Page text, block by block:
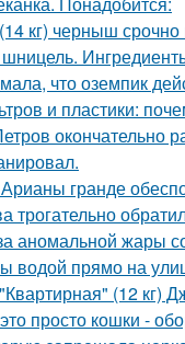
кг) черныш
что оземпик
и пластики:
окончательно
гранде
трогательно
аномальной жары
водой прямо на
(12 кг)
просто кошки -